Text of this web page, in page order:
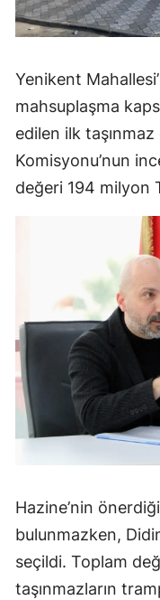
Yenikent
mahsuplaşma
edilen ilk
Komisyonu’nun
değeri 194 milyon
Hazine’nin
bulunmazken,
seçildi. Toplam
taşınmazların